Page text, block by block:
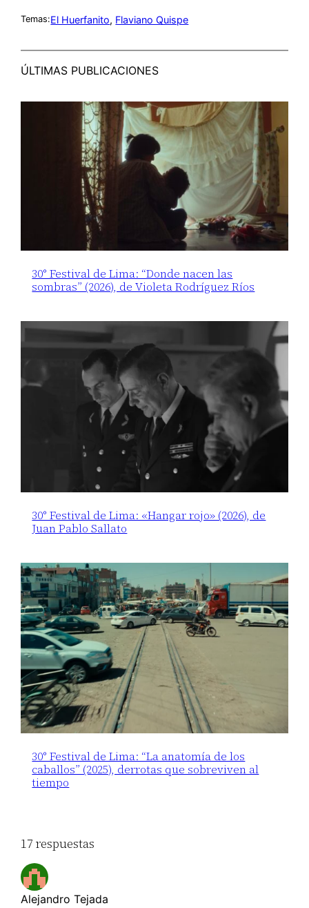
Temas:El Huerfanito, Flaviano Quispe
ÚLTIMAS PUBLICACIONES
30° Festival de Lima: “Donde nacen las
sombras” (2026), de Violeta Rodríguez Ríos
30° Festival de Lima: «Hangar rojo» (2026), de
Juan Pablo Sallato
30° Festival de Lima: “La anatomía de los
caballos” (2025), derrotas que sobreviven al
tiempo
17 respuestas
Alejandro Tejada